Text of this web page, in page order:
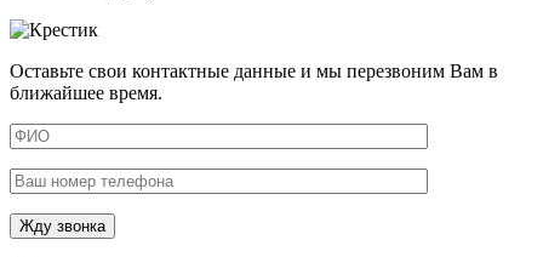
Оставьте свои контактные данные и мы перезвоним Вам в
ближайшее время.